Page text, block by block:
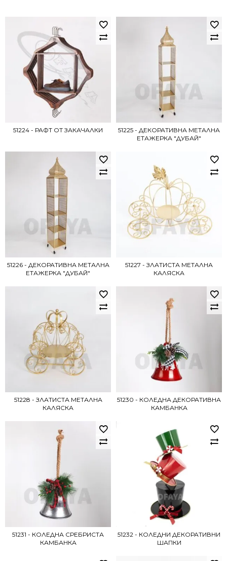
51224 - РАФТ ОТ ЗАКАЧАЛКИ
51225 - ДЕКОРАТИВНА МЕТАЛНА
ЕТАЖЕРКА "ДУБАЙ"
51226 - ДЕКОРАТИВНА МЕТАЛНА
ЕТАЖЕРКА "ДУБАЙ"
51227 - ЗЛАТИСТА МЕТАЛНА
КАЛЯСКА
51228 - ЗЛАТИСТА МЕТАЛНА
КАЛЯСКА
51230 - КОЛЕДНА ДЕКОРАТИВНА
КАМБАНКА
51231 - КОЛЕДНА СРЕБРИСТА
КАМБАНКА
51232 - КОЛЕДНИ ДЕКОРАТИВНИ
ШАПКИ